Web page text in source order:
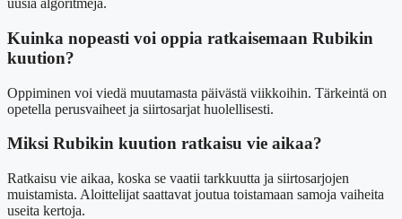
uusia algoritmeja.
Kuinka nopeasti voi oppia ratkaisemaan Rubikin
kuution?
Oppiminen voi viedä muutamasta päivästä viikkoihin. Tärkeintä on
opetella perusvaiheet ja siirtosarjat huolellisesti.
Miksi Rubikin kuution ratkaisu vie aikaa?
Ratkaisu vie aikaa, koska se vaatii tarkkuutta ja siirtosarjojen
muistamista. Aloittelijat saattavat joutua toistamaan samoja vaiheita
useita kertoja.